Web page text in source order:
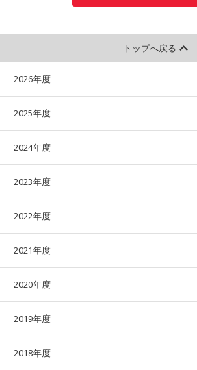
トップへ戻る
2026年度
2025年度
2024年度
2023年度
2022年度
2021年度
2020年度
2019年度
2018年度